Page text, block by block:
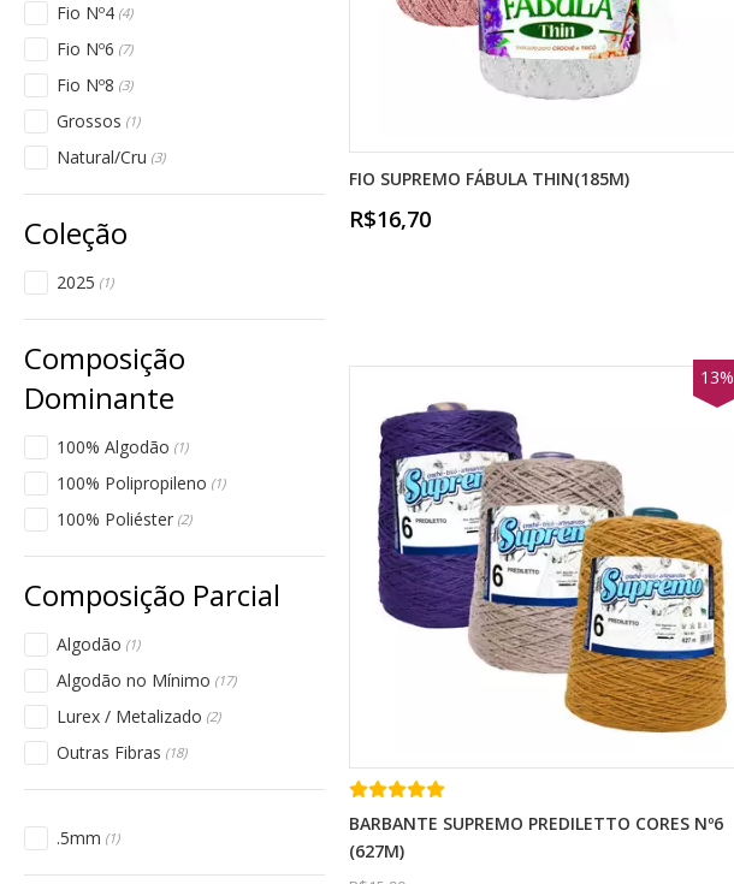
Fio Nº4 (4)
Fio Nº6 (7)
Fio Nº8 (3)
Grossos (1)
Natural/Cru (3)
2025 (1)
100% Algodão (1)
100% Polipropileno (1)
100% Poliéster (2)
Algodão (1)
Algodão no Mínimo (17)
Lurex / Metalizado (2)
Outras Fibras (18)
.5mm (1)
FIO SUPREMO FÁBULA THIN(185M)
R$16,70
BARBANTE SUPREMO PREDILETTO CORES Nº6
(627M)
13%